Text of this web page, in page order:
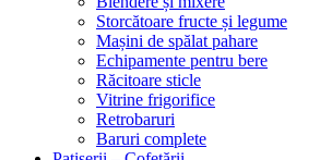
Storcătoare fructe și legume
Mașini de spălat pahare
Echipamente pentru bere
Răcitoare sticle
Vitrine frigorifice
Retrobaruri
Baruri complete